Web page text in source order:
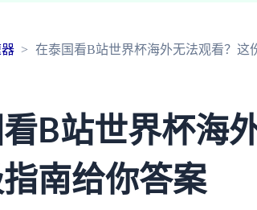
在泰国看B站世界杯海外无法观看？这
B站世界杯海
南给你答案